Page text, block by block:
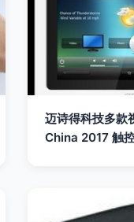
迈诗得科技多款
China 2017 触